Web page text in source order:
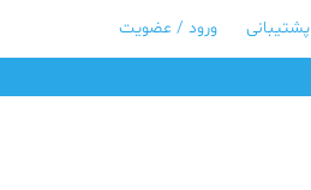
پشتیبانی ورود / عضویت